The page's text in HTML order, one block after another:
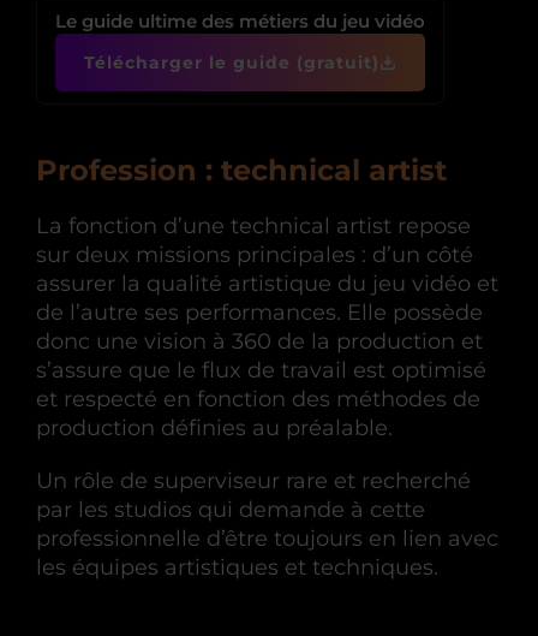
Le guide ultime des métiers du jeu vidéo
Télécharger le guide (gratuit)
Profession : technical artist
La fonction d’une technical artist repose
sur deux missions principales : d’un côté
assurer la qualité artistique du jeu vidéo et
de l’autre ses performances. Elle possède
donc une vision à 360 de la production et
s’assure que le flux de travail est optimisé
et respecté en fonction des méthodes de
production définies au préalable.
Un rôle de superviseur rare et recherché
par les studios qui demande à cette
professionnelle d’être toujours en lien avec
les équipes artistiques et techniques.